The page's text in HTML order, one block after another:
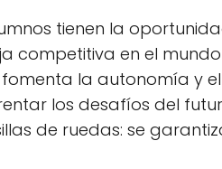
tienen la
competitiva en el
la autonomía y
los desafíos del
de ruedas: se